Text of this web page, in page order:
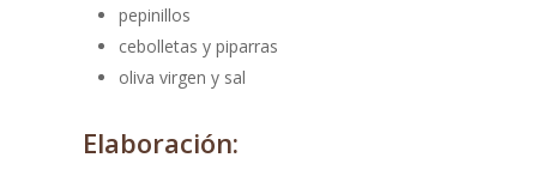
pepinillos
cebolletas y piparras
oliva virgen y sal
Elaboración: